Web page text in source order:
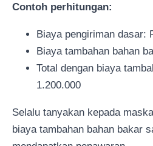
Contoh perhitungan:
Biaya pengiriman dasar:
Biaya tambahan bahan
Total dengan biaya
1.200.000
Selalu tanyakan kepada
biaya tambahan bahan bakar